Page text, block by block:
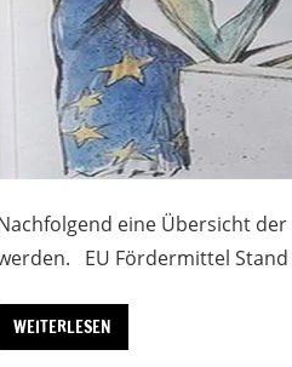
eine Übersicht
EU Fördermittel Stand
WEITERLESEN